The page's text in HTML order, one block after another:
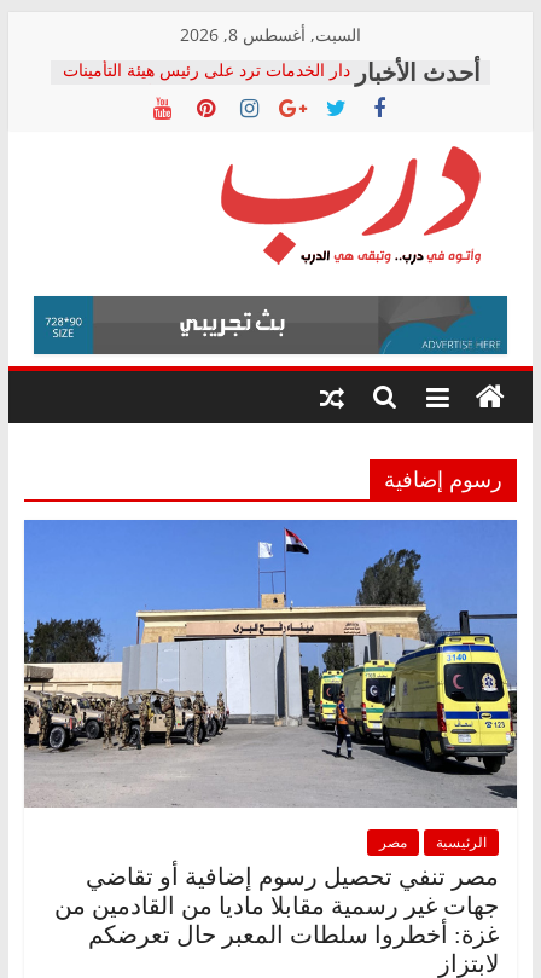
content
السبت, أغسطس 8, 2026
دار الخدمات ترد على رئيس هيئة التأمينات
بعد مؤتمره الصحفي: إنكار الأزمة لا ينهي
معاناة أصحاب المعاشات.. ونطالب بكشف
فرحات سليمان يكتب: القطاع الصحي إلى
أين؟
حزب التحالف الشعبي يطلق لجنة “الحق
في الصحة” بالإسكندرية لرصد الانتهاكات
ودعم المرضى
الوزاري لمدينة الصحفيين.. وانتهاء أعمال
إنشاء المبنى الإداري
المجلس القومي لحقوق الإنسان يعلن
متابعة قضية الدكتور محمد زهران.. ويؤكد:
قرينة البراءة وضمانات المحاكمة العادلة
درب
وأتوه
درب..
وتبقى
هي
رسوم إضافية
الرئيسية مصر
مصر تنفي تحصيل رسوم إضافية أو تقاضي
جهات غير رسمية مقابلا ماديا من القادمين من
غزة: أخطروا سلطات المعبر حال تعرضكم
لابتزاز